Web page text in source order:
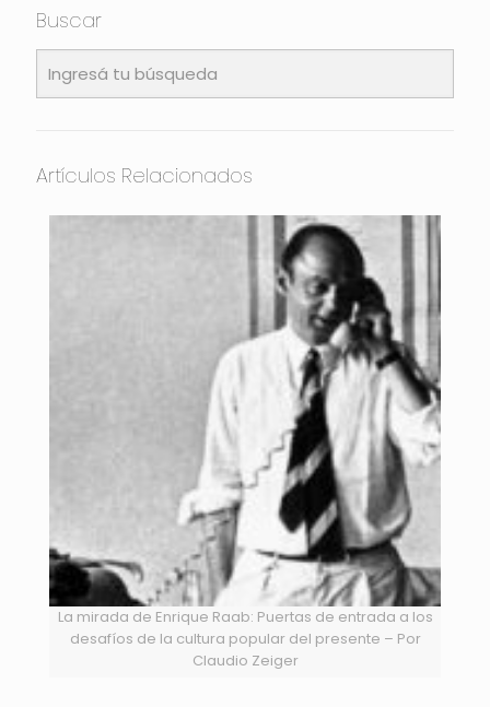
Buscar
Artículos Relacionados
La mirada de Enrique Raab: Puertas de entrada a los
desafíos de la cultura popular del presente – Por
Claudio Zeiger